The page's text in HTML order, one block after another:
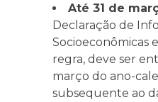
Até 31 de
Declaração de
Socioeconômicas
regra, deve ser
março do ano-
subsequente ao